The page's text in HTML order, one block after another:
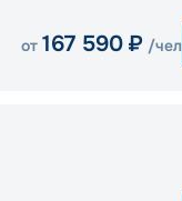
от 167 590 ₽ /чел